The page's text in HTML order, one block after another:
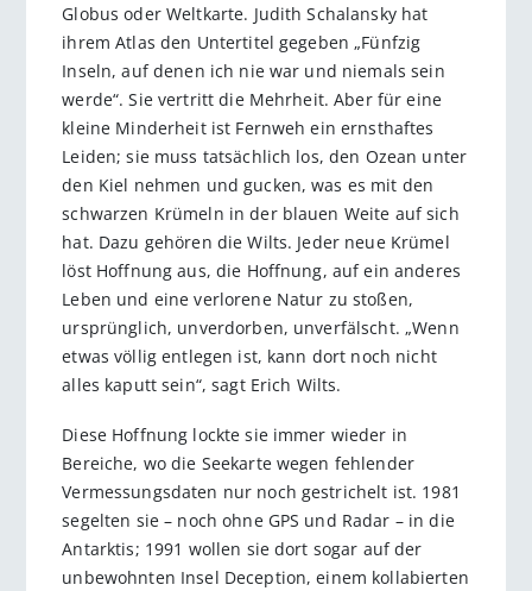
Globus oder Weltkarte. Judith Schalansky hat
ihrem Atlas den Untertitel gegeben „Fünfzig
Inseln, auf denen ich nie war und niemals sein
werde“. Sie vertritt die Mehrheit. Aber für eine
kleine Minderheit ist Fernweh ein ernsthaftes
Leiden; sie muss tatsächlich los, den Ozean unter
den Kiel nehmen und gucken, was es mit den
schwarzen Krümeln in der blauen Weite auf sich
hat. Dazu gehören die Wilts. Jeder neue Krümel
löst Hoffnung aus, die Hoffnung, auf ein anderes
Leben und eine verlorene Natur zu stoßen,
ursprünglich, unverdorben, unverfälscht. „Wenn
etwas völlig entlegen ist, kann dort noch nicht
alles kaputt sein“, sagt Erich Wilts.
Diese Hoffnung lockte sie immer wieder in
Bereiche, wo die Seekarte wegen fehlender
Vermessungsdaten nur noch gestrichelt ist. 1981
segelten sie – noch ohne GPS und Radar – in die
Antarktis; 1991 wollen sie dort sogar auf der
unbewohnten Insel Deception, einem kollabierten